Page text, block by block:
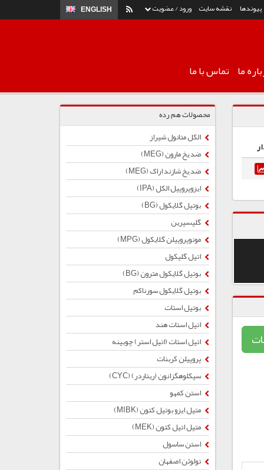
ورود / عضویت ENGLISH پیوندها نقشه سایت
ما تماس با ما
محصولات هم رده
الکل متانول شیراز
ضد یخ مارون (MEG)
ضد یخ شازند اراک (MEG)
ایزوپروپیل الکل (IPA)
بوتیل گلایكول (BG)
گلیسیرین
مونوپروپیلن گلایکول (MPG)
اتیل گلیکول
بوتیل گلایكول مترون (BG)
بوتیل گلایکول سورناکم
بوتیل استات
اتیل استات هند
اتیل استات (اتیل استر) چوبینه
پروپیلن کربنات
سیکلوهگزانون (ریتاردر) (CYC)
استن کمهو
متیل ایزو بوتیل کتون (MIBK)
متیل اتیل کتون (MEK)
استن ساسول
تولوئن اصفهان